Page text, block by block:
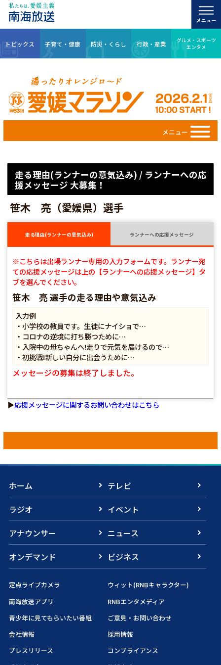
トピックス 子育て・健康 防災・くらし 行政・産業
グルメ・スポーツ
エンタメ
メニュー
走る理由(ランナーの意気込み) / ランナーへの応
援メッセージ 大募集！
笹木 亮（愛媛県）選手
走る理由(ランナーの意気込み) ランナーへの応援メッセージ
※こちらは出場ランナー専用の入力フォームです。ランナー宛
ての応援メッセージは上の【ランナーへの応援メッセージ】タ
ブを選んでください。
笹木 亮 選手の走る理由や意気込み
入力例
・小学校の教員です。生徒にナイショで…
・コロナの逆境に打ち勝つために…
・入院中の母ちゃんへ!走りで元気を届けるので…
・初挑戦!新しい自分に出会うために…
メッセージの募集は終了しました。
▶応援メッセージに関するお問い合わせはこちら
ホーム
テレビ
ラジオ
イベント
アナウンサー
ニュース
オンデマンド
ビジネス
定点ライブカメラ
ウィット(RNBキャラクター)
南海放送アプリ
RNBエンタメディア
青少年に見てもらいたい番組
ご意見・お問い合わせ
会社情報
採用情報
プレスリリース
コンプライアンス